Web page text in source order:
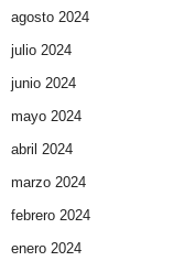
agosto 2024
julio 2024
junio 2024
mayo 2024
abril 2024
marzo 2024
febrero 2024
enero 2024